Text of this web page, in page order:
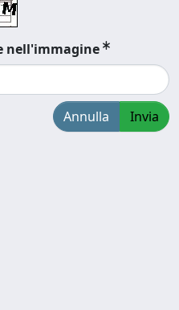
nell'immagine
Annulla Invia